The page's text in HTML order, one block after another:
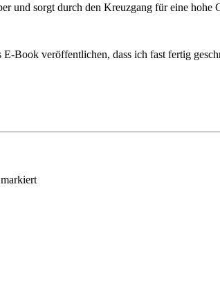
und sorgt durch den Kreuzgang für eine
Book veröffentlichen, dass ich fast fertig
markiert